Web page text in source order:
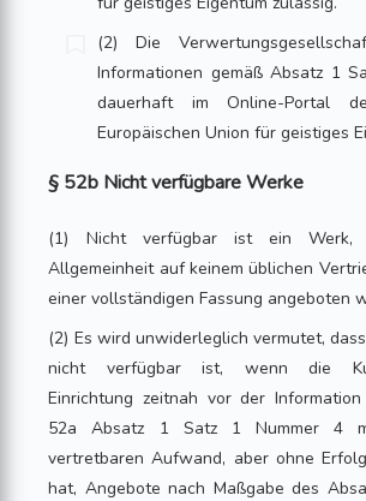
(2) Die
Informationen gemäß Absatz 1
dauerhaft im Online-Portal
Europäischen Union für geistiges
§ 52b Nicht verfügbare Werke
(1) Nicht verfügbar ist ein Werk,
Allgemeinheit auf keinem üblichen
einer vollständigen Fassung angeboten
(2) Es wird unwiderleglich vermutet,
nicht verfügbar ist, wenn die
Einrichtung zeitnah vor der
52a Absatz 1 Satz 1 Nummer 4
vertretbaren Aufwand, aber ohne
hat, Angebote nach Maßgabe des